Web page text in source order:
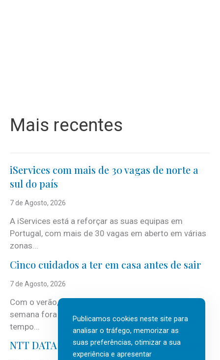
Mais recentes
iServices com mais de 30 vagas de norte a
sul do país
7 de Agosto, 2026
A iServices está a reforçar as suas equipas em
Portugal, com mais de 30 vagas em aberto em várias
zonas...
Cinco cuidados a ter em casa antes de sair
7 de Agosto, 2026
Com o verão, chegam também as férias, os fins-de-
semana fora e os dias em que a casa fica mais
tempo...
NTT DATA Insurtech Global Outlook 2026
Publicamos cookies neste site para
analisar o tráfego, memorizar as
suas preferências, otimizar a sua
experiência e apresentar